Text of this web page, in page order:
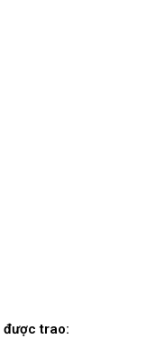
được trao: